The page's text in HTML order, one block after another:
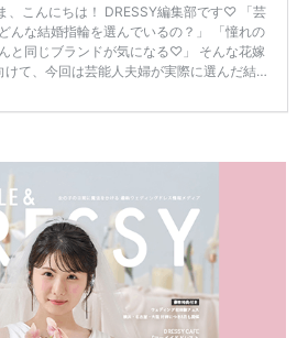
、こんにちは！ DRESSY編集部です♡ 「芸
んな結婚指輪を選んでいるの？」 「憧れの
と同じブランドが気になる♡」 そんな花嫁
けて、今回は芸能人夫婦が実際に選んだ結婚
ストンやカルティエ、ティファニーなど世界
帯 ・花嫁人気が高い理由 などもあわせて解
きます♡ 「芸能人の結婚指輪ってやっぱり
「手が届くブランドもある？」 「人気ブラ
[…]続きを読む